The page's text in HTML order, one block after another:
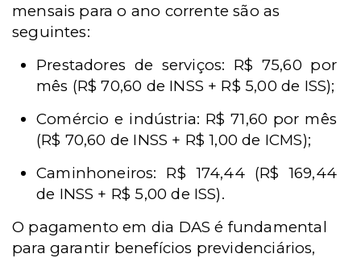
mensais para o ano corrente são as
seguintes:
Prestadores de serviços: R$ 75,60 por
mês (R$ 70,60 de INSS + R$ 5,00 de ISS);
Comércio e indústria: R$ 71,60 por mês
(R$ 70,60 de INSS + R$ 1,00 de ICMS);
Caminhoneiros: R$ 174,44 (R$ 169,44
de INSS + R$ 5,00 de ISS).
O pagamento em dia DAS é fundamental
para garantir benefícios previdenciários,